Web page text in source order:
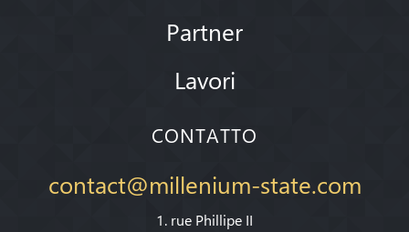
Partner
Lavori
CONTATTO
contact@millenium-state.com
1. rue Phillipe II